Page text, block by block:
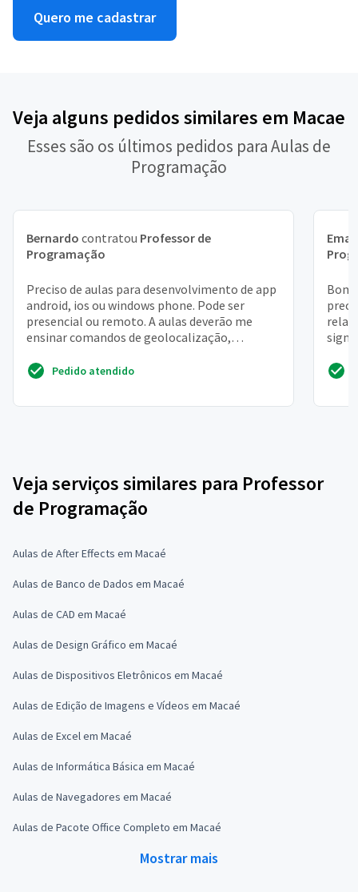
Quero me cadastrar
Veja alguns pedidos similares em Macae
Esses são os últimos pedidos para Aulas de
Programação
Bernardo contratou Professor de
Programação
Preciso de aulas para desenvolvimento de app
android, ios ou windows phone. Pode ser
presencial ou remoto. A aulas deverão me
ensinar comandos de geolocalização,
Pedido atendido
Bom
Veja serviços similares para Professor
de Programação
Aulas de After Effects em Macaé
Aulas de Banco de Dados em Macaé
Aulas de CAD em Macaé
Aulas de Design Gráfico em Macaé
Aulas de Dispositivos Eletrônicos em Macaé
Aulas de Edição de Imagens e Vídeos em Macaé
Aulas de Excel em Macaé
Aulas de Informática Básica em Macaé
Aulas de Navegadores em Macaé
Aulas de Pacote Office Completo em Macaé
Mostrar mais